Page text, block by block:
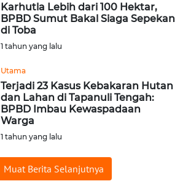
Karhutla Lebih dari 100 Hektar,
BPBD Sumut Bakal Siaga Sepekan
di Toba
1 tahun yang lalu
Utama
Terjadi 23 Kasus Kebakaran Hutan
dan Lahan di Tapanuli Tengah:
BPBD Imbau Kewaspadaan
Warga
1 tahun yang lalu
Muat Berita Selanjutnya